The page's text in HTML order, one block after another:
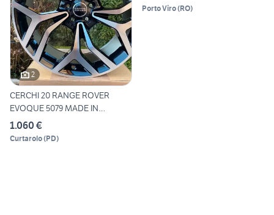
2
CERCHI 20 RANGE ROVER
EVOQUE 5079 MADE IN
GERMANY
1.060 €
Curtarolo(PD)
Porto Viro(RO)